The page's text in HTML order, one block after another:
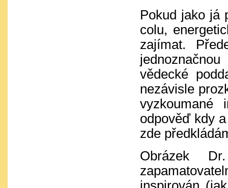
Pokud jako já
colu,
zajímat.
vědecké
nezávisle
odpověď kdy
zde
Obrázek